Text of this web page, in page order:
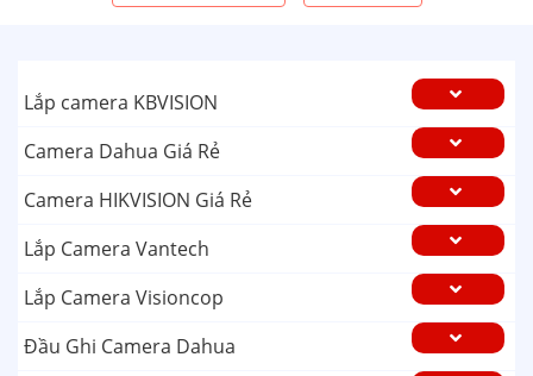
Lắp camera KBVISION
Camera Dahua Giá Rẻ
Camera HIKVISION Giá Rẻ
Lắp Camera Vantech
Lắp Camera Visioncop
Đầu Ghi Camera Dahua